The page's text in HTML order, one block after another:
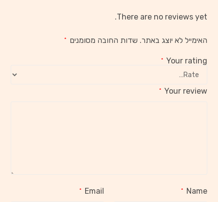
There are no reviews yet.
האימייל לא יוצג באתר. שדות החובה מסומנים *
Your rating
*
Your review
*
Name
*
Email
*